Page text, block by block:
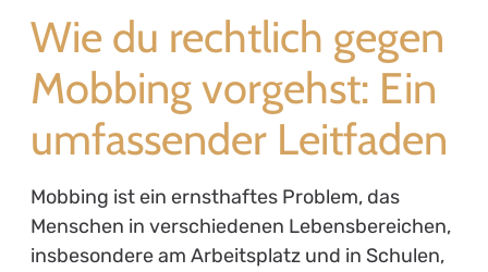
Wie du rechtlich gegen
Mobbing vorgehst: Ein
umfassender Leitfaden
Mobbing ist ein ernsthaftes Problem, das
Menschen in verschiedenen Lebensbereichen,
insbesondere am Arbeitsplatz und in Schulen,